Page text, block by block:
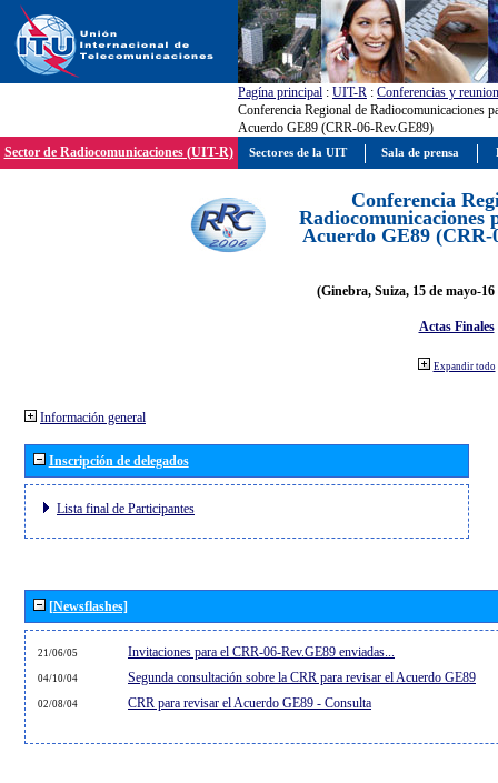
Pagína principal : UIT-R : Conferencias y
Conferencia Regional de Radiocomunicaciones
Acuerdo GE89 (CRR-06-Rev.GE89)
Sector de Radiocomunicaciones (UIT-R)
Conferencia
Radiocomunicaciones
Acuerdo GE89 (CRR-
(Ginebra, Suiza, 15 de mayo-
Actas Finales
Expandir todo
Información general
Inscripción de delegados
Lista final de Participantes
[Newsflashes]
21/06/05 Invitaciones para el CRR-06-Rev.GE89 enviadas...
04/10/04 Segunda consultación sobre la CRR para revisar el Acuerdo GE89
02/08/04 CRR para revisar el Acuerdo GE89 - Consulta
Sectores de la UIT Sala de prensa